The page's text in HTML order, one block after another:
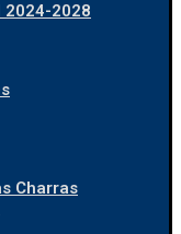
2024-2028
Charras